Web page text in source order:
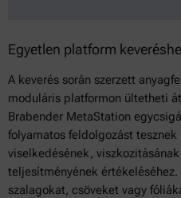
Egyetlen platform
A keverés során szerzett
moduláris platformon ültetheti
Brabender MetaStation
folyamatos feldolgozást
viselkedésének,
teljesítményének
szalagokat, csöveket vagy